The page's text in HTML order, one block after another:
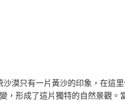
漠只有一片黃沙的印象，在這
，形成了這片獨特的自然景觀。